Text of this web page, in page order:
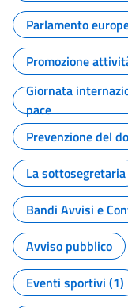
Parlamento
Promozione
Giornata
pace
Prevenzione del
La sottosegretaria
Bandi Avvisi e
Avviso pubblico
Eventi sportivi (1)